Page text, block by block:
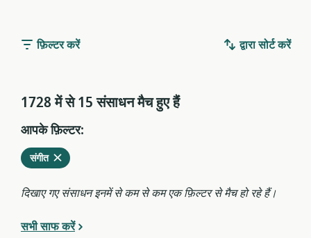
फ़िल्टर करें द्वारा सोर्ट करें
1728 में से 15 संसाधन मैच हुए हैंं
आपके फ़िल्टर:
वर्तमान
फ़िल्टर
से
संगीतहटाएं
दिखाए गए संसाधन इनमें से कम से कम एक फ़िल्टर से मैच हो रहे हैं।
सभी साफ करें